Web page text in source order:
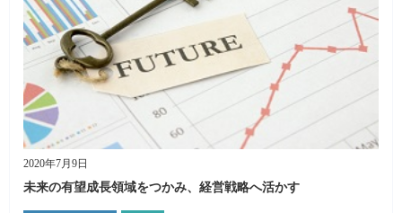
2020年7月9日
未来の有望成長領域をつかみ、経営戦略へ活かす